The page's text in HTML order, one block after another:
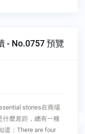
- No.0757 預覽
stories在商場
什麼差距，總有一種
道：There are four